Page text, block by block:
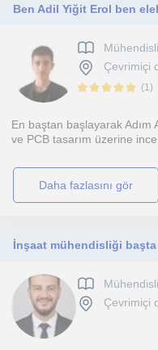
Çevrimiçi
(1)
En baştan başlayarak Adım
ve PCB tasarım üzerine
daha fazlasını gör
Çevrimiçi